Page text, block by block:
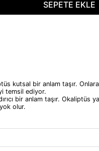
kutsal bir anlam taşır.
temsil ediyor.
bir anlam taşır. Okaliptüs
olur.